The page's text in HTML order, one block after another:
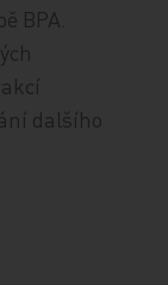
BPA.
dalšího